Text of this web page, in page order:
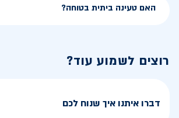
האם טעינה ביתית בטוחה?
רוצים לשמוע עוד?
דברו איתנו איך שנוח לכם